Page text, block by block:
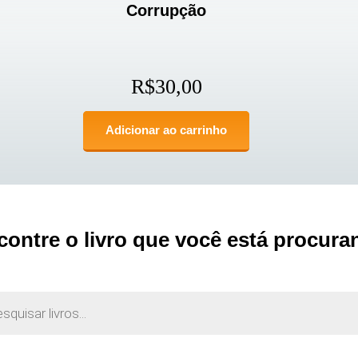
Corrupção
R$30,00
Adicionar ao carrinho
o livro que você está